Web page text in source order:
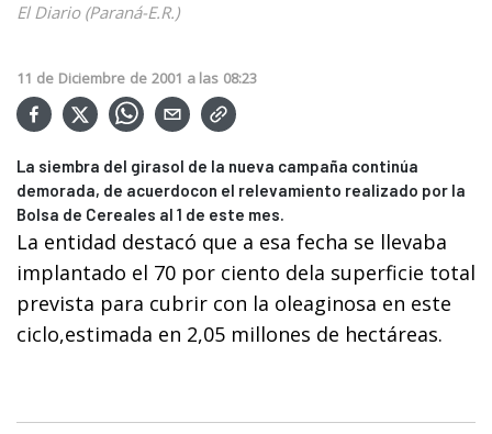
El Diario (Paraná-E.R.)
11 de Diciembre de 2001 a las 08:23
La siembra del girasol de la nueva campaña continúa
demorada, de acuerdocon el relevamiento realizado por la
Bolsa de Cereales al 1 de este mes.
La entidad destacó que a esa fecha se llevaba
implantado el 70 por ciento dela superficie total
prevista para cubrir con la oleaginosa en este
ciclo,estimada en 2,05 millones de hectáreas.